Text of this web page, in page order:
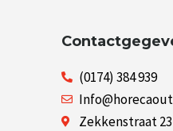
(0174) 384 939
Zekkenstraat